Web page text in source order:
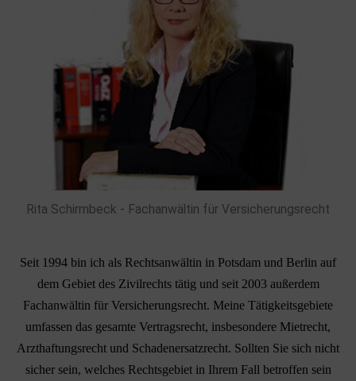
Rita Schirmbeck - Fachanwältin für Versicherungsrecht
Seit 1994 bin ich als Rechtsanwältin in Potsdam und Berlin auf
dem Gebiet des Zivilrechts tätig und seit 2003 außerdem
Fachanwältin für Versicherungsrecht. Meine Tätigkeitsgebiete
umfassen das gesamte Vertragsrecht, insbesondere Mietrecht,
Arzthaftungsrecht und Schadenersatzrecht. Sollten Sie sich nicht
sicher sein, welches Rechtsgebiet in Ihrem Fall betroffen sein